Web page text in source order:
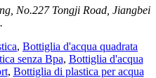
No.227 Tongji Road, Jiangbei
, Bottiglia d'acqua quadrata
senza Bpa, Bottiglia d'acqua
, Bottiglia di plastica per acqua